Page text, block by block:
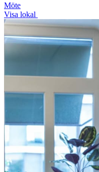
Möte
Visa lokal